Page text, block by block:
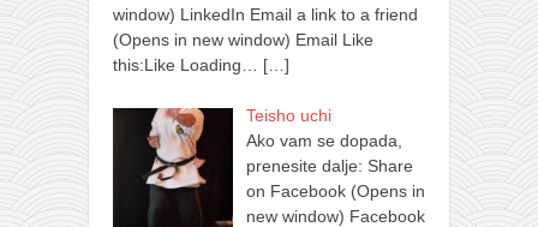
window) LinkedIn Email a link to a friend
(Opens in new window) Email Like
this:Like Loading…
[…]
Teisho uchi
Ako vam se dopada,
prenesite dalje: Share
on Facebook (Opens in
new window) Facebook